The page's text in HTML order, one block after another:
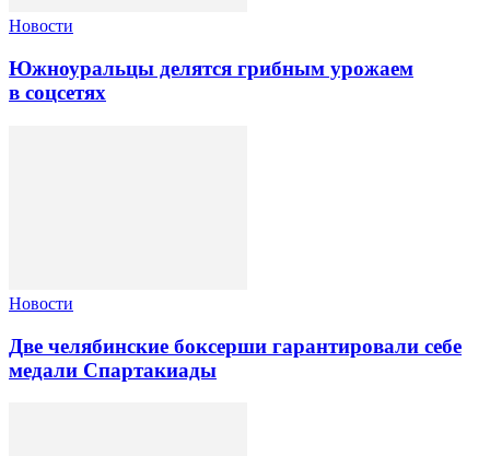
Новости
Южноуральцы делятся грибным урожаем
в соцсетях
Новости
Две челябинские боксерши гарантировали себе
медали Спартакиады